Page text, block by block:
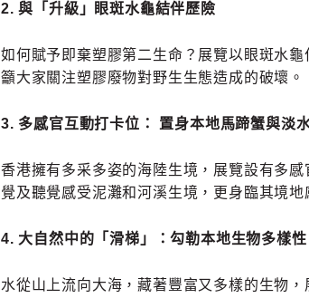
2.與「升級」眼斑水龜結伴歷險
如何賦予即棄塑膠第二生命？展覽以眼斑水
籲大家關注塑膠廢物對野生生態造成的破壞。
3. 多感官互動打卡位： 置身本地馬蹄蟹與淡
香港擁有多采多姿的海陸生境，展覽設有多
覺及聽覺感受泥灘和河溪生境，更身臨其境
4. 大自然中的「滑梯」：勾勒本地生物多樣性
水從山上流向大海，藏著豐富又多樣的生物